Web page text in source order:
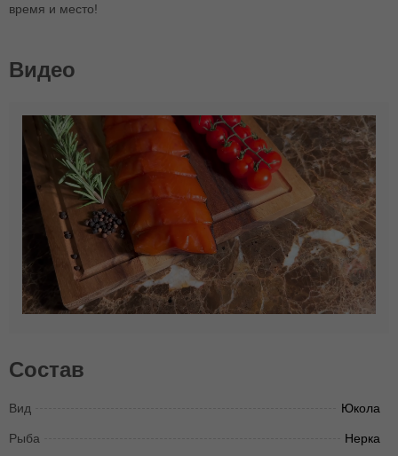
время и место!
Видео
Состав
Вид Юкола
Рыба Нерка